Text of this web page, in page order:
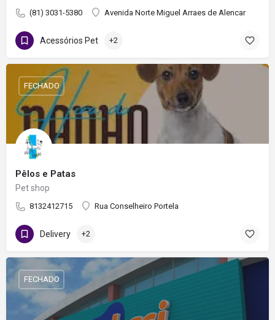
(81) 3031-5380 Avenida Norte Miguel Arraes de Alencar
Acessórios Pet +2
Pêlos e Patas
Pet shop
8132412715 Rua Conselheiro Portela
FECHADO
Delivery +2
FECHADO